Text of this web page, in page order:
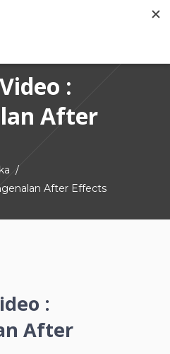
:
After
/
After Effects
:
After